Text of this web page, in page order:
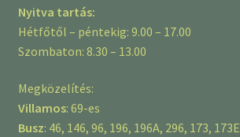
Nyitva tartás:
Hétfőtől – péntekig: 9.00 – 17.00
Szombaton: 8.30 – 13.00
Megközelítés:
Villamos: 69-es
Busz: 46, 146, 96, 196, 196A, 296, 173, 173E